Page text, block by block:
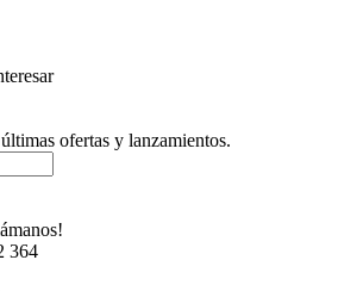
ofertas y lanzamientos.
364